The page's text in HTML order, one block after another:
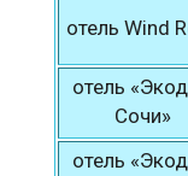
отель Wind
отель
Сочи»
отель